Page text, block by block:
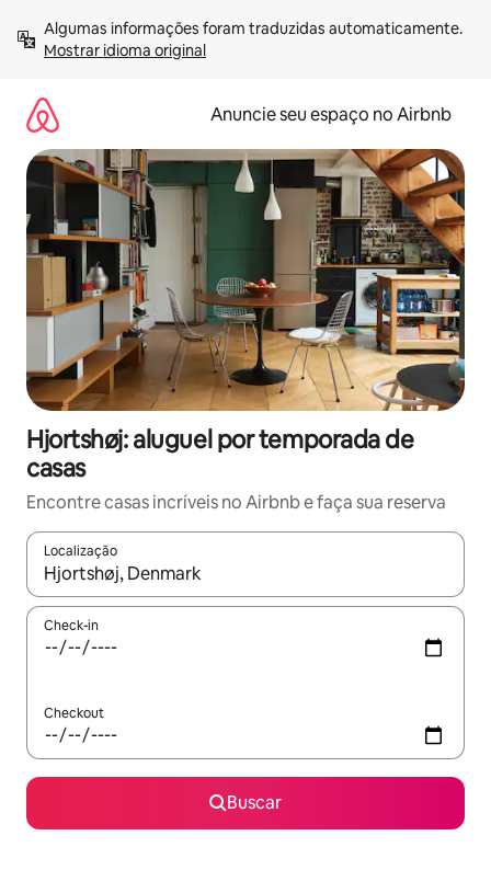
para
Mostrar idioma original
Anuncie seu espaço no Airbnb
Hjortshøj: aluguel por temporada de
casas
Encontre casas incríveis no Airbnb e faça sua reserva
Localização
Quando os resultados estiverem disponíveis, explore-os
Check-in
Checkout
Buscar